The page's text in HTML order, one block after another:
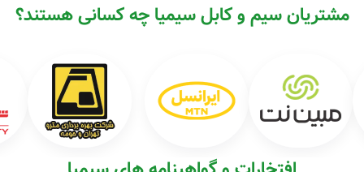
مشتریان سیم و کابل سیمیا چه کسانی هستند؟